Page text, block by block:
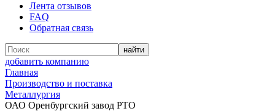
Лента отзывов
FAQ
Обратная связь
добавить компанию
Главная
Производство и поставка
Металлургия
ОАО Оренбургский завод РТО